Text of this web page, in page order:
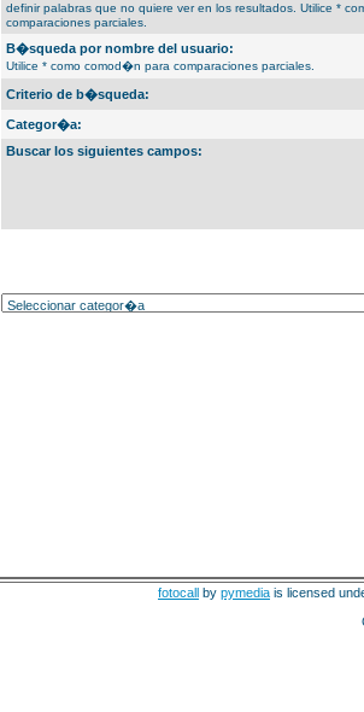
definir palabras que no quiere ver en los resultados. Utilice *
comparaciones parciales.
B�squeda por nombre del usuario:
Utilice * como comod�n para comparaciones parciales.
Criterio de b�squeda:
Categor�a:
Buscar los siguientes campos:
fotocall by pymedia is licensed